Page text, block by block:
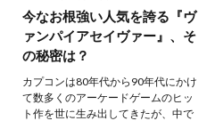
今なお根強い人気を誇る『ヴ
ァンパイアセイヴァー』、そ
の秘密は？
カプコンは80年代から90年代にかけ
て数多くのアーケードゲームのヒッ
ト作を世に生み出してきたが、中で